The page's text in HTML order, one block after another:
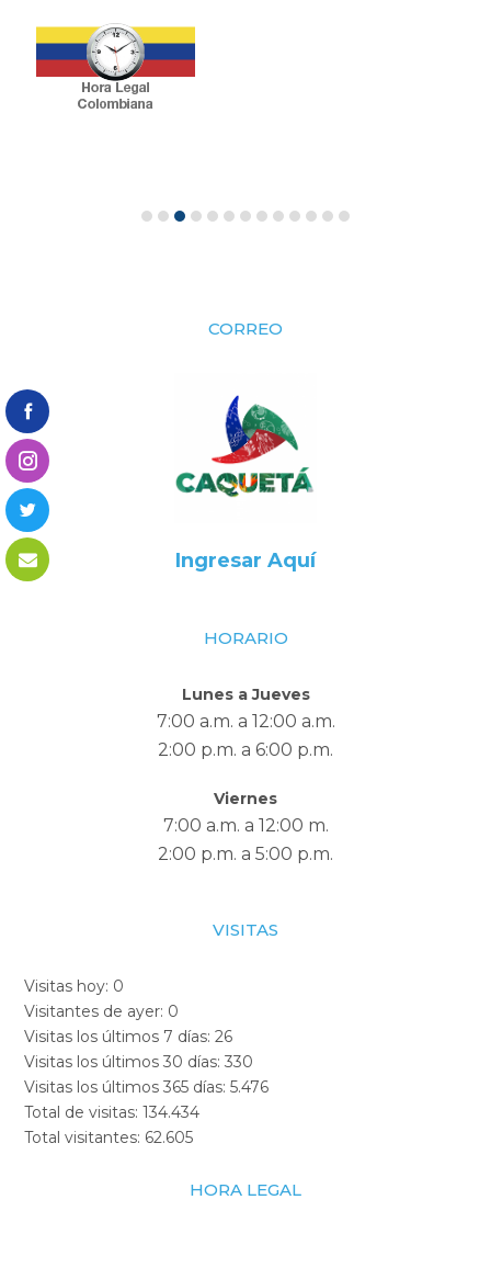
CORREO
Ingresar Aquí
HORARIO
Lunes a Jueves
7:00 a.m. a 12:00 a.m.
2:00 p.m. a 6:00 p.m.
Viernes
7:00 a.m. a 12:00 m.
2:00 p.m. a 5:00 p.m.
VISITAS
Visitas hoy: 0
Visitantes de ayer: 0
Visitas los últimos 7 días:26
Visitas los últimos 30 días:330
Visitas los últimos 365 días:5.476
Total de visitas:134.434
Total visitantes: 62.605
HORA LEGAL